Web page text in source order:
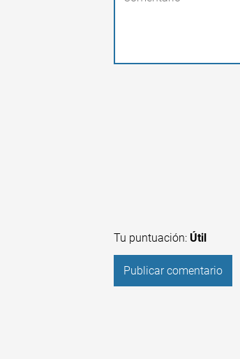
Tu puntuación: Útil